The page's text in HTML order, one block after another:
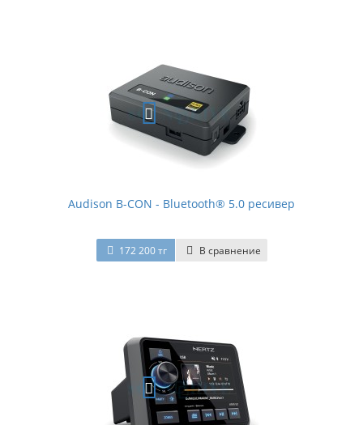
Audison B-CON - Bluetooth® 5.0 ресивер
172 200 тг В сравнение